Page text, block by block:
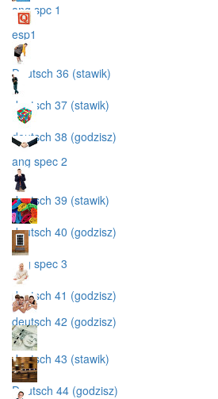
ang spc 1
esp1
Deutsch 36 (stawik)
deutsch 37 (stawik)
deutsch 38 (godzisz)
ang spec 2
deutsch 39 (stawik)
deutsch 40 (godzisz)
ang spec 3
deutsch 41 (godzisz)
deutsch 42 (godzisz)
deutsch 43 (stawik)
Deutsch 44 (godzisz)